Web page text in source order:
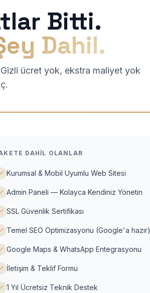
Bitti.
Dahil.
ücret yok, ekstra maliyet yok
DAHIL OLANLAR
Kurumsal & Mobil Uyumlu Web Sitesi
Admin Paneli — Kolayca Kendiniz Yönetin
SSL Güvenlik Sertifikası
Temel SEO Optimizasyonu (Google'a hazır)
Google Maps & WhatsApp Entegrasyonu
İletişim & Teklif Formu
1 Yıl Ücretsiz Teknik Destek